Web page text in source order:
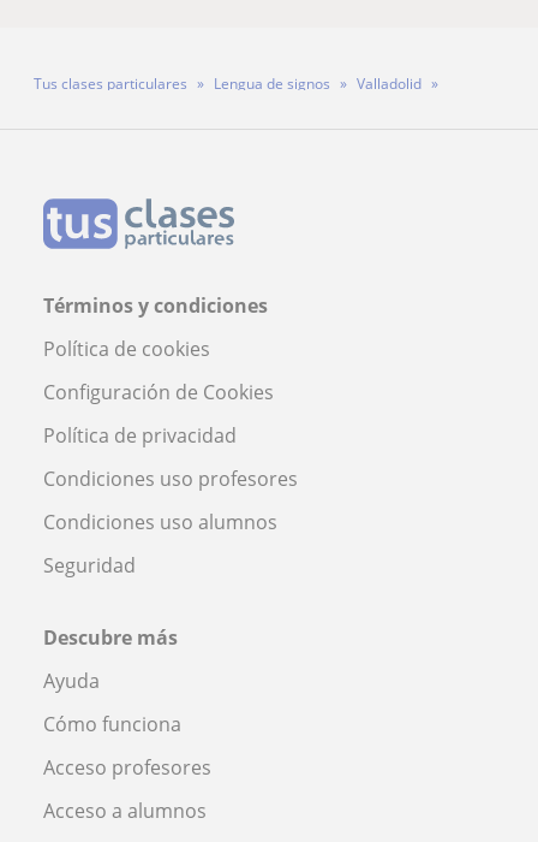
Tus clases particulares Lengua de signos
Valladolid
Términos y condiciones
Política de cookies
Configuración de Cookies
Política de privacidad
Condiciones uso profesores
Condiciones uso alumnos
Seguridad
Descubre más
Ayuda
Cómo funciona
Acceso profesores
Acceso a alumnos